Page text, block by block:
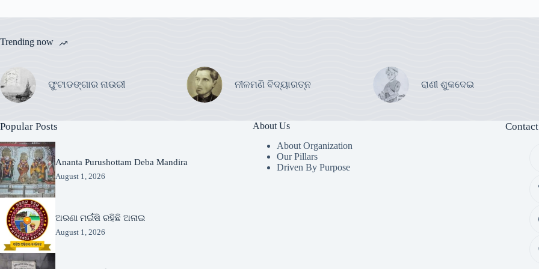
Trending now
ଫୁଟାଡଙ୍ଗାର ନାଉରୀ ନୀଳମଣି ବିଦ୍ୟାରତ୍ନ ରାଣୀ ଶୁକଦେଇ
Popular Posts
Ananta Purushottam Deba Mandira
August 1, 2026
ଅରଣା ମଇଁଷି ରହିଛି ଅନାଇ
August 1, 2026
About Us
About Organization
Our Pillars
Driven By Purpose​